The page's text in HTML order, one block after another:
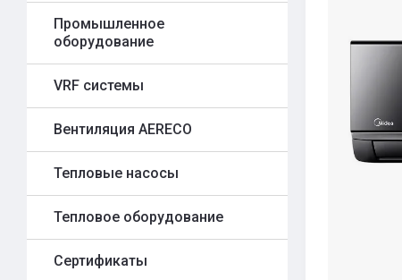
Промышленное
оборудование
VRF системы
Вентиляция AERECO
Тепловые насосы
Тепловое оборудование
Сертификаты